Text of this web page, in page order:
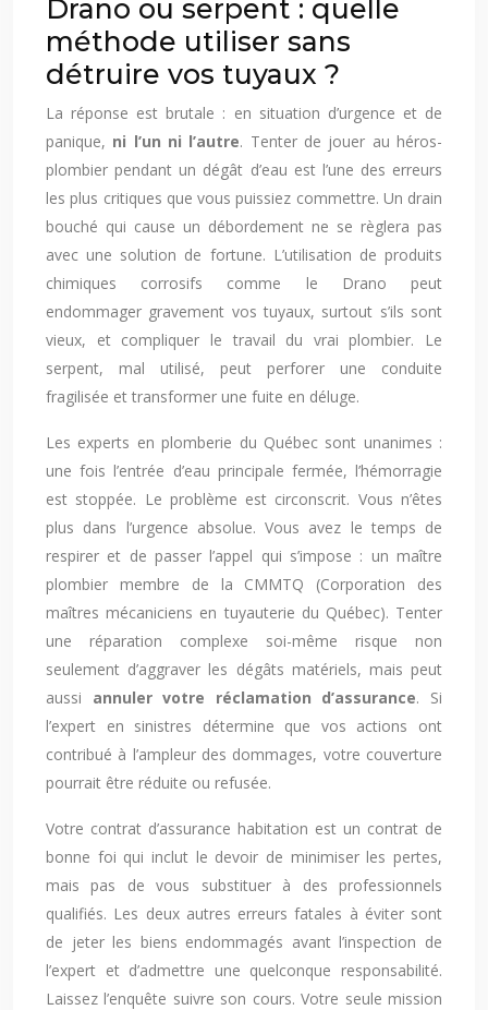
Drano ou serpent : quelle
méthode utiliser sans
détruire vos tuyaux ?
La réponse est brutale : en situation d’urgence et de
panique, ni l’un ni l’autre. Tenter de jouer au héros-
plombier pendant un dégât d’eau est l’une des erreurs
les plus critiques que vous puissiez commettre. Un drain
bouché qui cause un débordement ne se règlera pas
avec une solution de fortune. L’utilisation de produits
chimiques corrosifs comme le Drano peut
endommager gravement vos tuyaux, surtout s’ils sont
vieux, et compliquer le travail du vrai plombier. Le
serpent, mal utilisé, peut perforer une conduite
fragilisée et transformer une fuite en déluge.
Les experts en plomberie du Québec sont unanimes :
une fois l’entrée d’eau principale fermée, l’hémorragie
est stoppée. Le problème est circonscrit. Vous n’êtes
plus dans l’urgence absolue. Vous avez le temps de
respirer et de passer l’appel qui s’impose : un maître
plombier membre de la CMMTQ (Corporation des
maîtres mécaniciens en tuyauterie du Québec). Tenter
une réparation complexe soi-même risque non
seulement d’aggraver les dégâts matériels, mais peut
aussi annuler votre réclamation d’assurance. Si
l’expert en sinistres détermine que vos actions ont
contribué à l’ampleur des dommages, votre couverture
pourrait être réduite ou refusée.
Votre contrat d’assurance habitation est un contrat de
bonne foi qui inclut le devoir de minimiser les pertes,
mais pas de vous substituer à des professionnels
qualifiés. Les deux autres erreurs fatales à éviter sont
de jeter les biens endommagés avant l’inspection de
l’expert et d’admettre une quelconque responsabilité.
Laissez l’enquête suivre son cours. Votre seule mission